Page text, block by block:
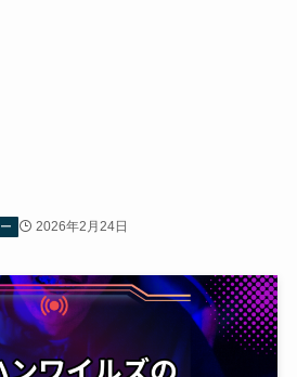
2026年2月24日